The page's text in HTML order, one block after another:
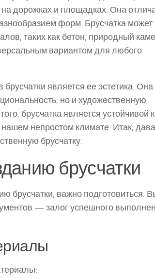
дорожках и площадках. Она
форм. Брусчатка может
таких как бетон, природный
вариантом для любого
является ее эстетика. Она
но и художественную
брусчатка является устойчивой к
непростом климате. Итак,
брусчатку.
брусчатки
брусчатки, важно подготовиться.
— залог успешного